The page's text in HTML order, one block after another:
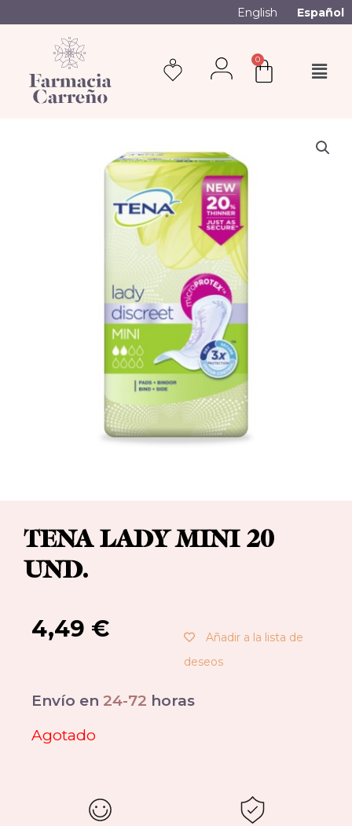
English Español
0
TENA LADY MINI 20
UND.
4,49 €
Añadir a la lista de
deseos
Envío en 24-72 horas
Agotado